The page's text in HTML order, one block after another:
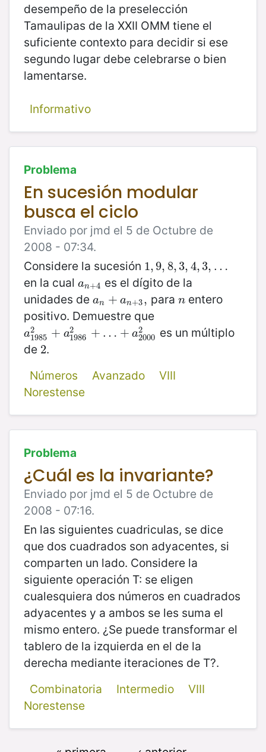
desempeño de la preselección
Tamaulipas de la XXII OMM tiene el
suficiente contexto para decidir si ese
segundo lugar debe celebrarse o bien
lamentarse.
Informativo
Problema
En sucesión modular
busca el ciclo
Enviado por jmd el 5 de Octubre de
2008 - 07:34.
Considere la sucesión 1, 9, 8, 3, 4, 3, …
1,9,8,3 ,4 3, …
en la cual an+4
an+4es el dígito de la
unidades de an + an+3,
an +a n+3, para n
nentero
positivo. Demuestre que
a2
1985 + a2
1986 + … + a2
2000
a19852 +a19862 + …+a20002
es un múltiplo
de 2
2.
Números
Avanzado
VIII
Norestense
Problema
¿Cuál es la invariante?
Enviado por jmd el 5 de Octubre de
2008 - 07:16.
En las siguientes cuadriculas, se dice
que dos cuadrados son adyacentes, si
comparten un lado. Considere la
siguiente operación T: se eligen
cualesquiera dos números en cuadrados
adyacentes y a ambos se les suma el
mismo entero. ¿Se puede transformar el
tablero de la izquierda en el de la
derecha mediante iteraciones de T?.
Combinatoria
Intermedio
VIII
Norestense